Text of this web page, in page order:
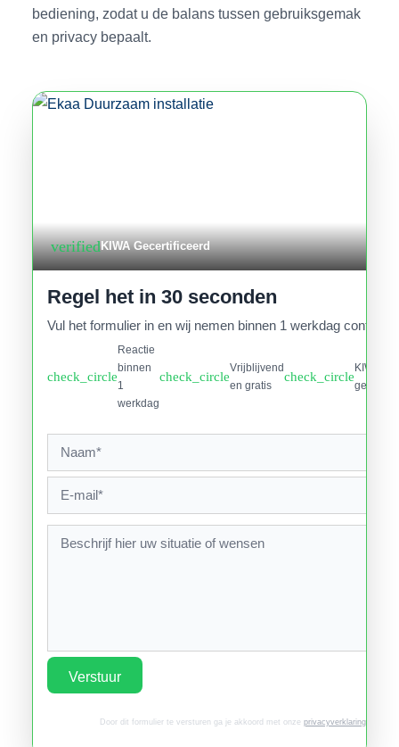
bediening, zodat u de balans tussen gebruiksgemak
en privacy bepaalt.
verifiedKIWA Gecertificeerd
Regel het in 30 seconden
Vul het formulier in en wij nemen binnen 1 werkdag contact
check_circle
Reactie
binnen
1
werkdag
check_circle
Vrijblijvend
en gratis
check_circle
KIWA
Verstuur
Door dit formulier te versturen ga je akkoord met onze privacyverklaring.